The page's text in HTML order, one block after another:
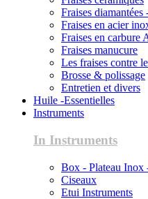
Fraises diamantées
Fraises en acier
Fraises en carbure
Fraises manucure
Les fraises contre
Brosse & polissage
Entretien et divers
Huile -Essentielles
Instruments
In Instruments
Box - Plateau Inox
Ciseaux
Etui Instruments